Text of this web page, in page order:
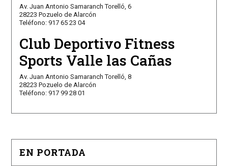
Av. Juan Antonio Samaranch Torelló, 6
28223 Pozuelo de Alarcón
Teléfono: 917 65 23 04
Club Deportivo Fitness
Sports Valle las Cañas
Av. Juan Antonio Samaranch Torelló, 8
28223 Pozuelo de Alarcón
Teléfono: 917 99 28 01
EN PORTADA